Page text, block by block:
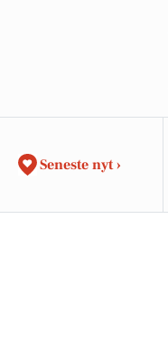
Seneste nyt ›